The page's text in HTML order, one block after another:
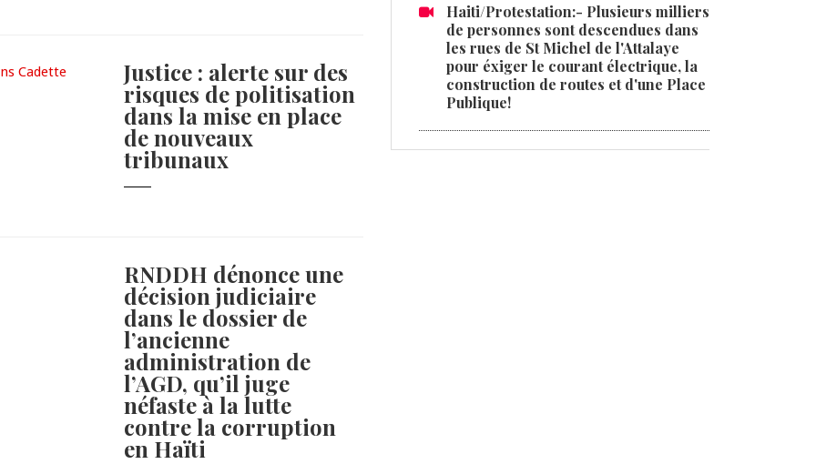
Justice : alerte sur des
risques de politisation
dans la mise en place
de nouveaux
tribunaux
RNDDH dénonce une
décision judiciaire
dans le dossier de
l’ancienne
administration de
l’AGD, qu’il juge
néfaste à la lutte
contre la corruption
en Haïti
Haiti/Protestation:- Plusieurs milliers
de personnes sont descendues dans
les rues de St Michel de l'Attalaye
pour éxiger le courant électrique, la
construction de routes et d'une Place
Publique!